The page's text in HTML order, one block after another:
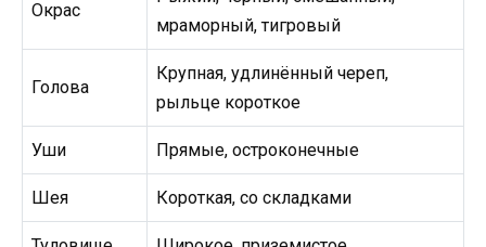
Окрас
мраморный, тигровый
Голова
Крупная, удлинённый череп,
рыльце короткое
Уши Прямые, остроконечные
Шея Короткая, со складками